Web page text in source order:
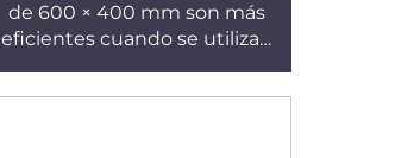
de 600 × 400 mm son más
eficientes cuando se utilizan